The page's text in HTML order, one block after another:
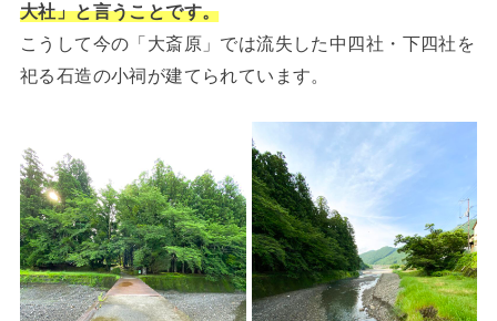
大社」と言うことです。
こうして今の「大斎原」では流失した中四社・下四社を
祀る石造の小祠が建てられています。